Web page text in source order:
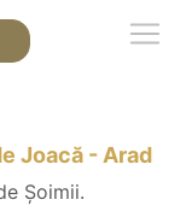
Joacă - Arad
Șoimii.